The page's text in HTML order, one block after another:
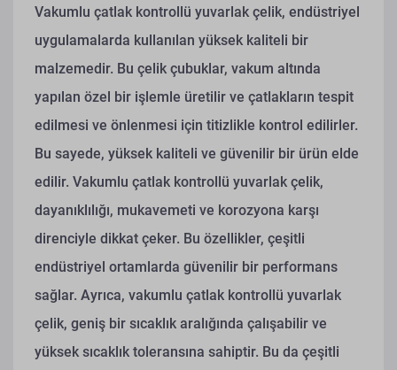
Vakumlu çatlak kontrollü yuvarlak çelik, endüstriyel
uygulamalarda kullanılan yüksek kaliteli bir
malzemedir. Bu çelik çubuklar, vakum altında
yapılan özel bir işlemle üretilir ve çatlakların tespit
edilmesi ve önlenmesi için titizlikle kontrol edilirler.
Bu sayede, yüksek kaliteli ve güvenilir bir ürün elde
edilir. Vakumlu çatlak kontrollü yuvarlak çelik,
dayanıklılığı, mukavemeti ve korozyona karşı
direnciyle dikkat çeker. Bu özellikler, çeşitli
endüstriyel ortamlarda güvenilir bir performans
sağlar. Ayrıca, vakumlu çatlak kontrollü yuvarlak
çelik, geniş bir sıcaklık aralığında çalışabilir ve
yüksek sıcaklık toleransına sahiptir. Bu da çeşitli